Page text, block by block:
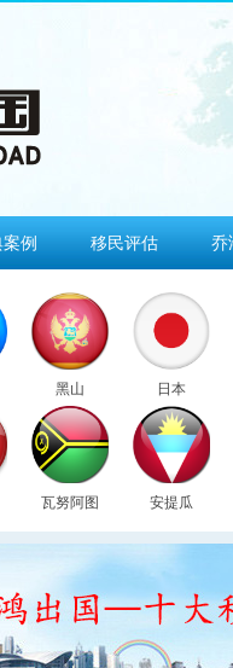
例 移民评估 乔
黑山 日本
瓦努阿图 安提瓜